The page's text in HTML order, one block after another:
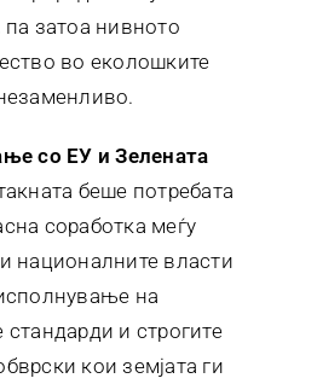
затоа нивното
во еколошките
со ЕУ и Зелената
беше потребата
соработка меѓу
националните власти
на
стандарди и строгите
кои земјата ги